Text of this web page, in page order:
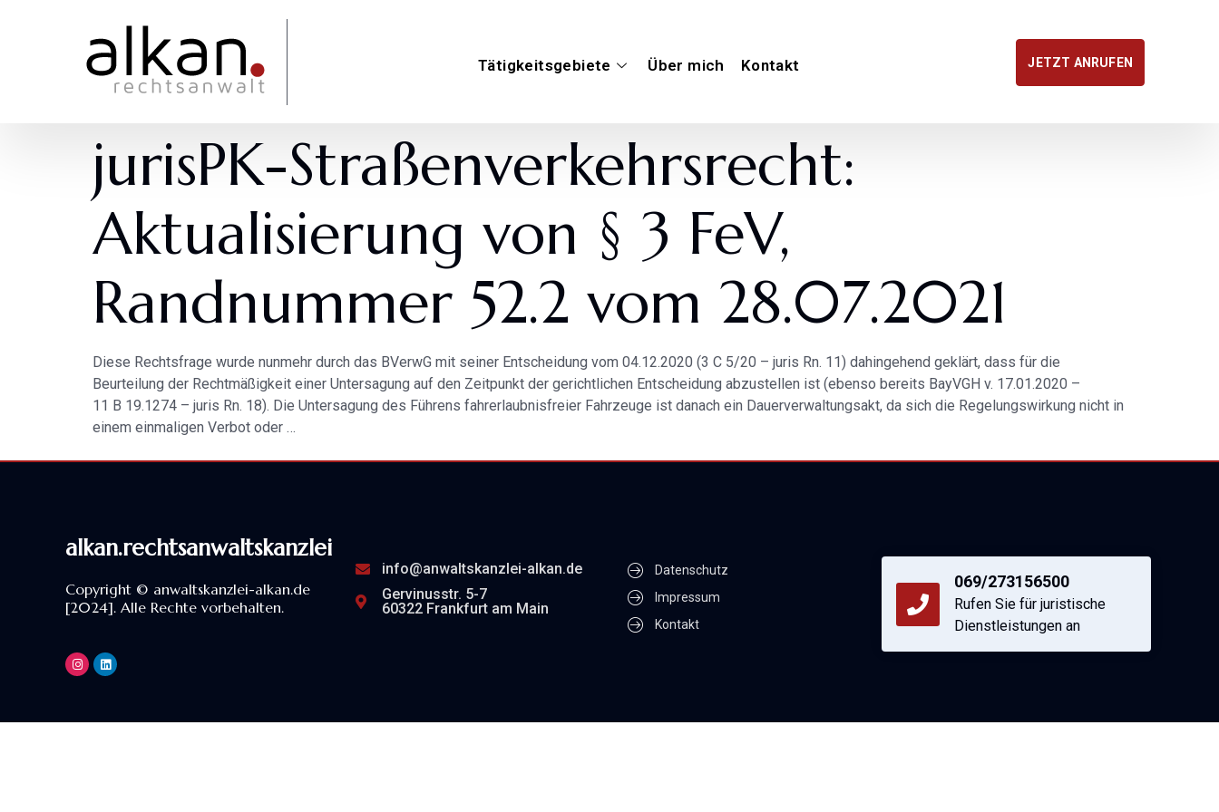
Tätigkeitsgebiete Über mich Kontakt JETZT ANRUFEN
jurisPK-Straßenverkehrsrecht:
Aktualisierung von § 3 FeV,
Randnummer 52.2 vom 28.07.2021
Diese Rechtsfrage wurde nunmehr durch das BVerwG mit seiner Entscheidung vom 04.12.2020 (3 C 5/20 – juris Rn. 11) dahingehend geklärt, dass für die
Beurteilung der Rechtmäßigkeit einer Untersagung auf den Zeitpunkt der gerichtlichen Entscheidung abzustellen ist (ebenso bereits BayVGH v. 17.01.2020 –
11 B 19.1274 – juris Rn. 18). Die Untersagung des Führens fahrerlaubnisfreier Fahrzeuge ist danach ein Dauerverwaltungsakt, da sich die Regelungswirkung nicht in
einem einmaligen Verbot oder …
alkan.rechtsanwaltskanzlei
Copyright © anwaltskanzlei-alkan.de
[2024]. Alle Rechte vorbehalten.
info@anwaltskanzlei-alkan.de
Gervinusstr. 5-7
60322 Frankfurt am Main
Datenschutz
Impressum
Kontakt
069/273156500
Rufen Sie für juristische
Dienstleistungen an